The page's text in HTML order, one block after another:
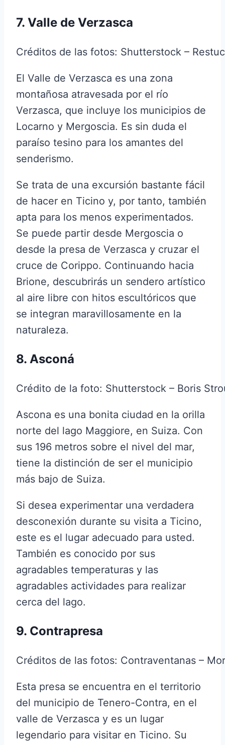
7. Valle de Verzasca
Créditos de las fotos: Shutterstock –
El Valle de Verzasca es una zona
montañosa atravesada por el río
Verzasca, que incluye los municipios de
Locarno y Mergoscia. Es sin duda el
paraíso tesino para los amantes del
senderismo.
Se trata de una excursión bastante fácil
de hacer en Ticino y, por tanto, también
apta para los menos experimentados.
Se puede partir desde Mergoscia o
desde la presa de Verzasca y cruzar el
cruce de Corippo. Continuando hacia
Brione, descubrirás un sendero artístico
al aire libre con hitos escultóricos que
se integran maravillosamente en la
naturaleza.
8. Asconá
Crédito de la foto: Shutterstock – Boris
Ascona es una bonita ciudad en la orilla
norte del lago Maggiore, en Suiza. Con
sus 196 metros sobre el nivel del mar,
tiene la distinción de ser el municipio
más bajo de Suiza.
Si desea experimentar una verdadera
desconexión durante su visita a Ticino,
este es el lugar adecuado para usted.
También es conocido por sus
agradables temperaturas y las
agradables actividades para realizar
cerca del lago.
9. Contrapresa
Créditos de las fotos: Contraventanas –
Esta presa se encuentra en el territorio
del municipio de Tenero-Contra, en el
valle de Verzasca y es un lugar
legendario para visitar en Ticino. Su